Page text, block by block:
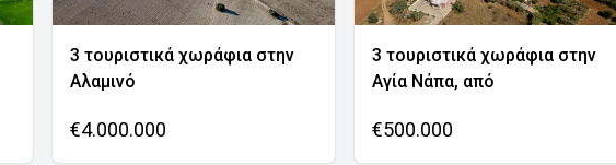
3 τουριστικά χωράφια στην
Αλαμινό
€4.000.000
3 τουριστικά χωράφια στην
Αγία Νάπα, από
€500.000